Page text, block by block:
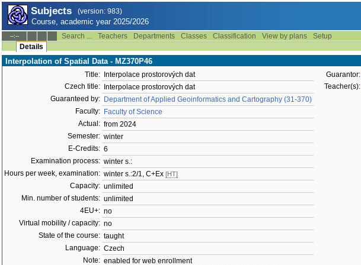
Subjects (version: 983)
Course, academic year 2025/2026
--:-- Search ... Teachers Departments Classes Classification View by plans
Setup
Details
Interpolation of Spatial Data - MZ370P46
Title:
Interpolace prostorových dat
Czech title:
Interpolace prostorových dat
Guaranteed by: Department of Applied Geoinformatics and Cartography (31-370)
Faculty: Faculty of Science
Actual: from 2024
Semester: winter
E-Credits: 6
Examination process: winter s.:
Hours per week, examination: winter s.:2/1, C+Ex [HT]
Capacity: unlimited
Min. number of students: unlimited
4EU+: no
Virtual mobility / capacity: no
State of the course: taught
Language: Czech
Note: enabled for web enrollment
Guarantor:
Teacher(s):